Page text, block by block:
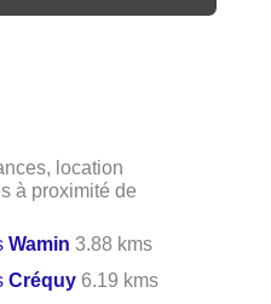
location
à proximité de
Wamin 3.88 kms
Créquy 6.19 kms